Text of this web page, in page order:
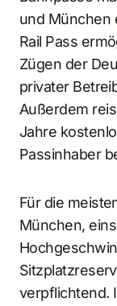
und München
Rail Pass
Zügen der
privater
Außerdem
Jahre
Passinhaber
Für die
München,
verpflichtend.